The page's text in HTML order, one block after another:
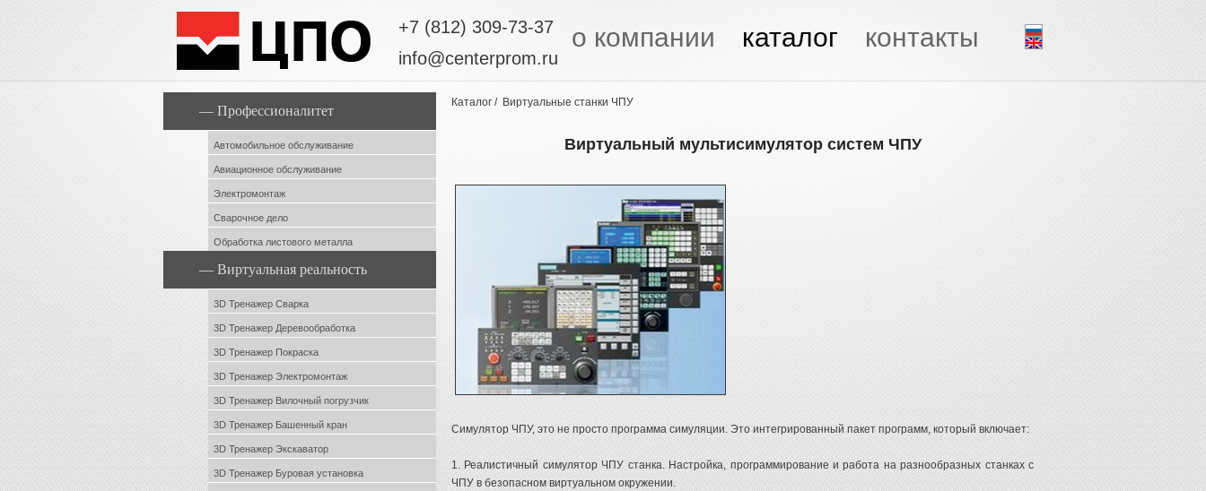
+7 (812) 309-73-37
info@centerprom.ru
о компании каталог контакты
— Профессионалитет
Автомобильное обслуживание
Авиационное обслуживание
Электромонтаж
Сварочное дело
Обработка листового металла
— Виртуальная реальность
3D Тренажер Сварка
3D Тренажер Деревообработка
3D Тренажер Покраска
3D Тренажер Электромонтаж
3D Тренажер Вилочный погрузчик
3D Тренажер Башенный кран
3D Тренажер Экскаватор
3D Тренажер Буровая установка
Каталог / Виртуальные станки ЧПУ
Виртуальный мультисимулятор систем ЧПУ
Симулятор ЧПУ, это не просто программа симуляции. Это интегрированный пакет программ, который включает:
1. Реалистичный симулятор ЧПУ станка. Настройка, программирование и работа на разнообразных станках с
ЧПУ в безопасном виртуальном окружении.